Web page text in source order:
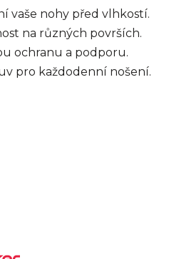
vaše nohy před vlhkostí.
na různých površích.
ochranu a podporu.
pro každodenní nošení.